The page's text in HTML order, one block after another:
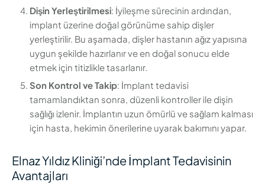
Dişin Yerleştirilmesi: İyileşme sürecinin ardından,
implant üzerine doğal görünüme sahip dişler
yerleştirilir. Bu aşamada, dişler hastanın ağız yapısına
uygun şekilde hazırlanır ve en doğal sonucu elde
etmek için titizlikle tasarlanır.
Son Kontrol ve Takip: İmplant tedavisi
tamamlandıktan sonra, düzenli kontroller ile dişin
sağlığı izlenir. İmplantın uzun ömürlü ve sağlam kalması
için hasta, hekimin önerilerine uyarak bakımını yapar.
Elnaz Yıldız Kliniği’nde İmplant Tedavisinin
Avantajları